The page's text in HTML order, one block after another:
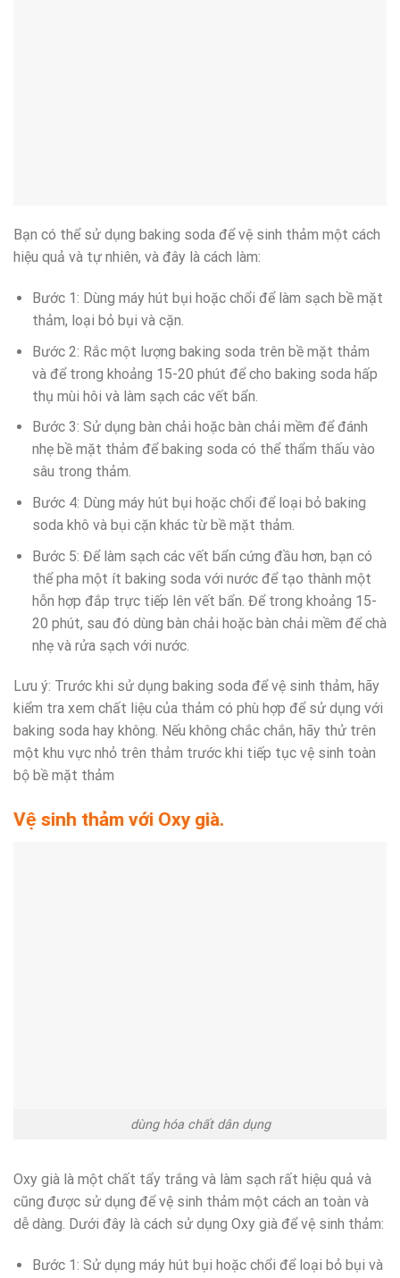
Bạn có thể sử dụng baking soda để vệ sinh thảm một cách
hiệu quả và tự nhiên, và đây là cách làm:
Bước 1: Dùng máy hút bụi hoặc chổi để làm sạch bề mặt
thảm, loại bỏ bụi và cặn.
Bước 2: Rắc một lượng baking soda trên bề mặt thảm
và để trong khoảng 15-20 phút để cho baking soda hấp
thụ mùi hôi và làm sạch các vết bẩn.
Bước 3: Sử dụng bàn chải hoặc bàn chải mềm để đánh
nhẹ bề mặt thảm để baking soda có thể thẩm thấu vào
sâu trong thảm.
Bước 4: Dùng máy hút bụi hoặc chổi để loại bỏ baking
soda khô và bụi cặn khác từ bề mặt thảm.
Bước 5: Để làm sạch các vết bẩn cứng đầu hơn, bạn có
thể pha một ít baking soda với nước để tạo thành một
hỗn hợp đắp trực tiếp lên vết bẩn. Để trong khoảng 15-
20 phút, sau đó dùng bàn chải hoặc bàn chải mềm để chà
nhẹ và rửa sạch với nước.
Lưu ý: Trước khi sử dụng baking soda để vệ sinh thảm, hãy
kiểm tra xem chất liệu của thảm có phù hợp để sử dụng với
baking soda hay không. Nếu không chắc chắn, hãy thử trên
một khu vực nhỏ trên thảm trước khi tiếp tục vệ sinh toàn
bộ bề mặt thảm
Vệ sinh thảm với Oxy già.
dùng hóa chất dân dụng
Oxy già là một chất tẩy trắng và làm sạch rất hiệu quả và
cũng được sử dụng để vệ sinh thảm một cách an toàn và
dễ dàng. Dưới đây là cách sử dụng Oxy già để vệ sinh thảm:
Bước 1: Sử dụng máy hút bụi hoặc chổi để loại bỏ bụi và